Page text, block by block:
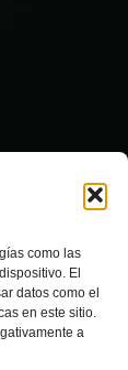
como las
El
datos como el
en este sitio.
a